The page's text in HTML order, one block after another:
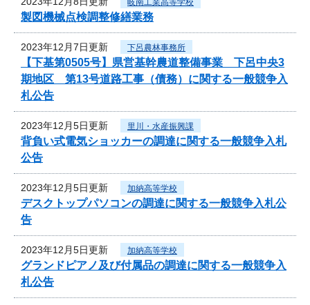
岐南工業高等学校
製図機械点検調整修繕業務
2023年12月7日更新 下呂農林事務所
【下基第0505号】県営基幹農道整備事業 下呂中央3
期地区 第13号道路工事（債務）に関する一般競争入
札公告
2023年12月5日更新 里川・水産振興課
背負い式電気ショッカーの調達に関する一般競争入札
公告
2023年12月5日更新 加納高等学校
デスクトップパソコンの調達に関する一般競争入札公
告
2023年12月5日更新 加納高等学校
グランドピアノ及び付属品の調達に関する一般競争入
札公告